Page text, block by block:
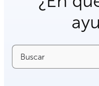
Buscar